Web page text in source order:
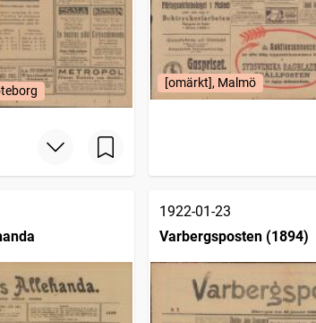
[omärkt], Malmö
1922-01-23
Varbergsposten (1894)